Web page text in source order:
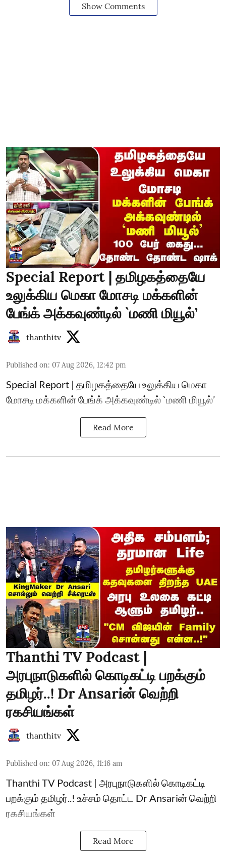
Show Comments
Special Report | தமிழகத்தையே
உலுக்கிய மெகா மோசடி மக்களின்
பேங்க் அக்கவுண்டில் `மணி மியூல்’
thanthitv
Published on: 07 Aug 2026, 12:42 pm
Special Report | தமிழகத்தையே உலுக்கிய மெகா
மோசடி மக்களின் பேங்க் அக்கவுண்டில் `மணி மியூல்’
Read More
Thanthi TV Podcast |
அரபுநாடுகளில் கொடிகட்டி பறக்கும்
தமிழர்..! Dr Ansariன் வெற்றி
ரகசியங்கள்
thanthitv
Published on: 07 Aug 2026, 11:16 am
Thanthi TV Podcast | அரபுநாடுகளில் கொடிகட்டி
பறக்கும் தமிழர்..! உச்சம் தொட்ட Dr Ansariன் வெற்றி
ரகசியங்கள்
Read More